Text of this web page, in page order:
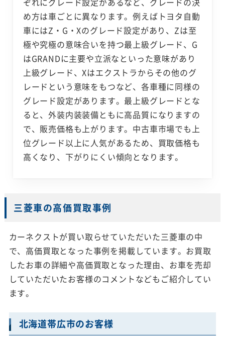
め方は車ごとに異なります。例えばトヨタ自動
車にはZ・G・Xのグレード設定があり、Zは至
極や究極の意味合いを持つ最上級グレード、G
はGRANDに主要や立派なといった意味があり
上級グレード、Xはエクストラからその他のグ
レードという意味をもつなど、各車種に同様の
グレード設定があります。最上級グレードとな
ると、外装内装装備ともに高品質になりますの
で、販売価格も上がります。中古車市場でも上
位グレード以上に人気があるため、買取価格も
高くなり、下がりにくい傾向となります。
三菱車の高価買取事例
カーネクストが買い取らせていただいた三菱車の中
で、高価買取となった事例を掲載しています。お買取
したお車の詳細や高価買取となった理由、お車を売却
していただいたお客様のコメントなどもご紹介してい
ます。
北海道帯広市のお客様